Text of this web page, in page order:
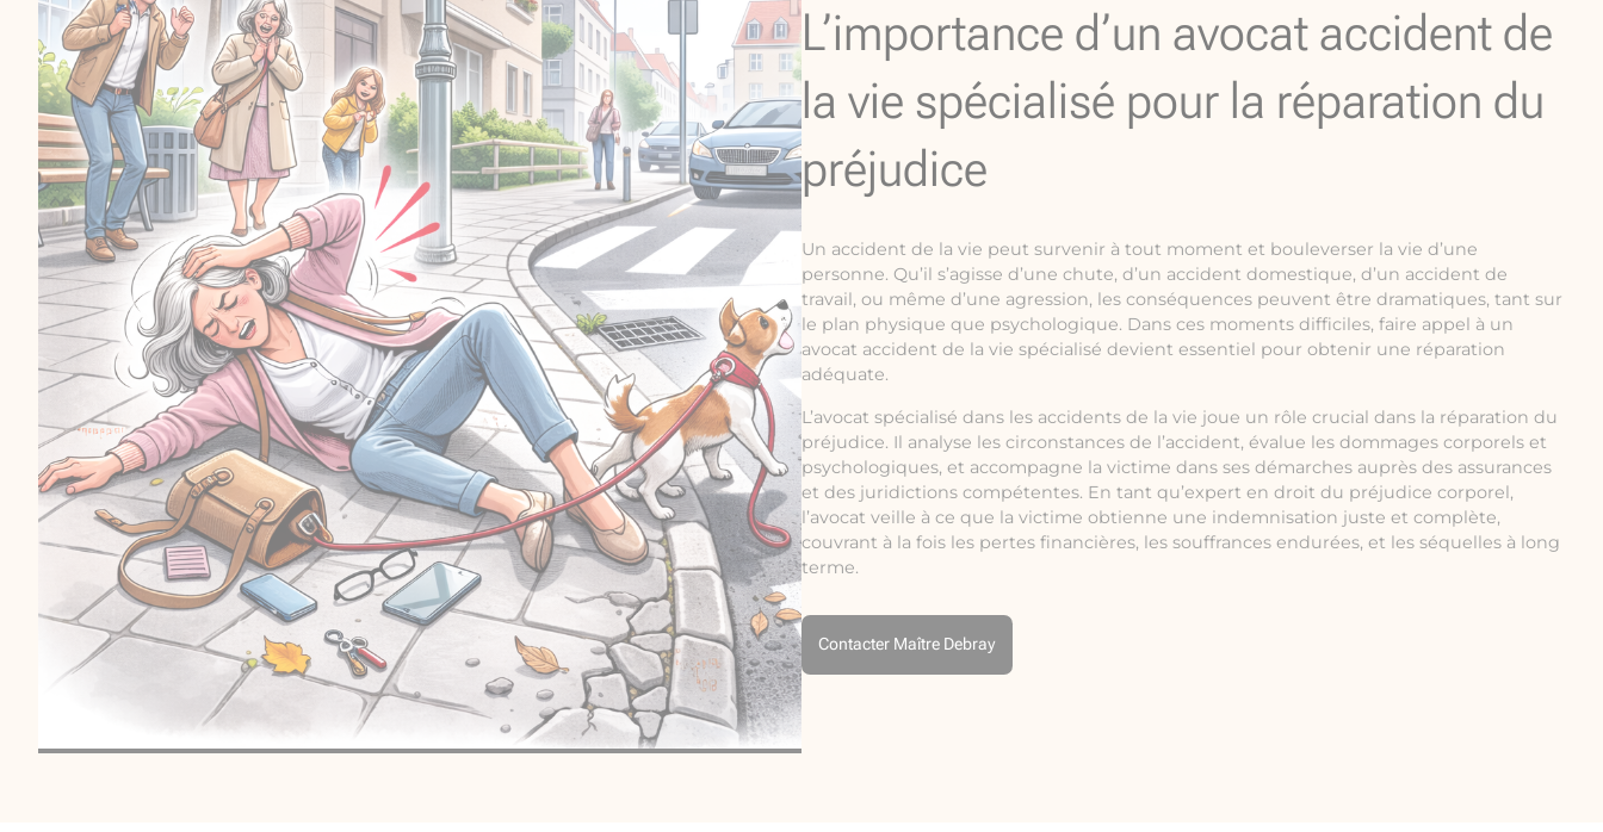
L’importance d’un avocat accident de
la vie spécialisé pour la réparation du
préjudice
Un accident de la vie peut survenir à tout moment et bouleverser la vie d’une
personne. Qu’il s’agisse d’une chute, d’un accident domestique, d’un accident de
travail, ou même d’une agression, les conséquences peuvent être dramatiques, tant sur
le plan physique que psychologique. Dans ces moments difficiles, faire appel à un
avocat accident de la vie spécialisé devient essentiel pour obtenir une réparation
adéquate.
L’avocat spécialisé dans les accidents de la vie joue un rôle crucial dans la réparation du
préjudice. Il analyse les circonstances de l’accident, évalue les dommages corporels et
psychologiques, et accompagne la victime dans ses démarches auprès des assurances
et des juridictions compétentes. En tant qu’expert en droit du préjudice corporel,
l’avocat veille à ce que la victime obtienne une indemnisation juste et complète,
couvrant à la fois les pertes financières, les souffrances endurées, et les séquelles à long
terme.
Contacter Maître Debray